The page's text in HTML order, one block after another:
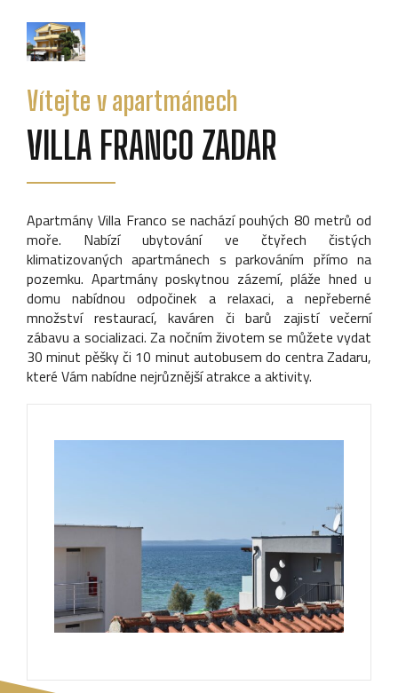
Vítejte v apartmánech
VILLA FRANCO ZADAR
Apartmány Villa Franco se nachází pouhých 80 metrů od
moře. Nabízí ubytování ve čtyřech čistých
klimatizovaných apartmánech s parkováním přímo na
pozemku. Apartmány poskytnou zázemí, pláže hned u
domu nabídnou odpočinek a relaxaci, a nepřeberné
množství restaurací, kaváren či barů zajistí večerní
zábavu a socializaci. Za nočním životem se můžete vydat
30 minut pěšky či 10 minut autobusem do centra Zadaru,
které Vám nabídne nejrůznější atrakce a aktivity.